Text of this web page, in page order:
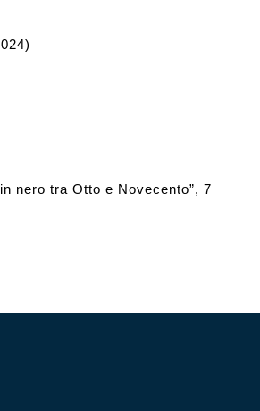
nero tra Otto e Novecento”, 7